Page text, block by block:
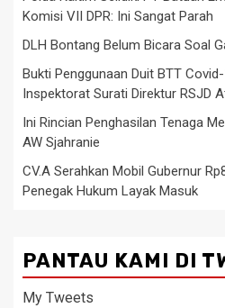
Komisi VII DPR: Ini Sangat Parah
DLH Bontang Belum Bicara Soal
Bukti Penggunaan Duit BTT
Inspektorat Surati Direktur RSJD
Ini Rincian Penghasilan Tenaga
AW Sjahranie
CV.A Serahkan Mobil Gubernur
Penegak Hukum Layak Masuk
PANTAU KAMI DI
My Tweets